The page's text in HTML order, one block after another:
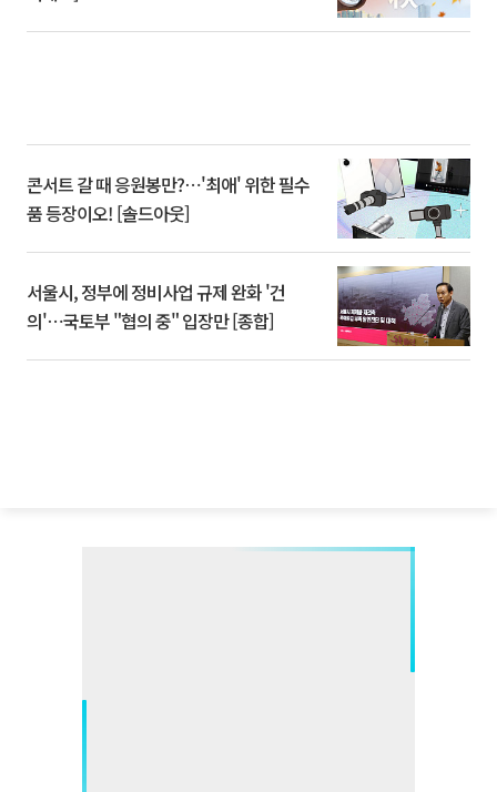
콘서트 갈 때 응원봉만?⋯'최애' 위한 필수
품 등장이오! [솔드아웃]
서울시, 정부에 정비사업 규제 완화 '건
의'⋯국토부 "협의 중" 입장만 [종합]